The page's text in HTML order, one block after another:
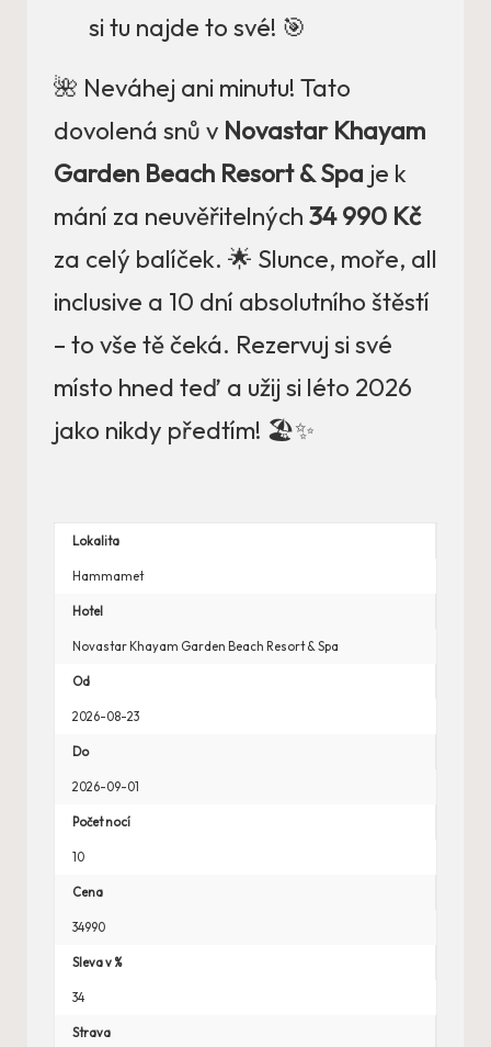
si tu najde to své! 🎯
🌺 Neváhej ani minutu! Tato
dovolená snů v Novastar Khayam
Garden Beach Resort & Spa je k
mání za neuvěřitelných 34 990 Kč
za celý balíček. 🌟 Slunce, moře, all
inclusive a 10 dní absolutního štěstí
– to vše tě čeká. Rezervuj si své
místo hned teď a užij si léto 2026
jako nikdy předtím! 🏖️✨
Lokalita
Hammamet
Hotel
Novastar Khayam Garden Beach Resort & Spa
Od
2026-08-23
Do
2026-09-01
Počet nocí
10
Cena
34990
Sleva v %
34
Strava